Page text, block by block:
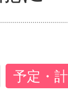
予定・